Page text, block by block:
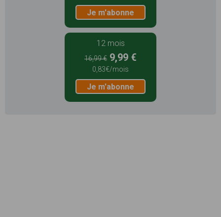
Je m'abonne
12 mois
16,99 € 9,99 €
0,83€/mois
Je m'abonne